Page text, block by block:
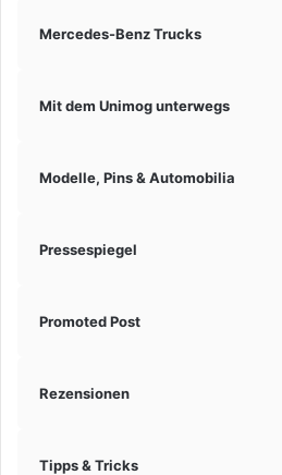
Mercedes-Benz Trucks
Mit dem Unimog unterwegs
Modelle, Pins & Automobilia
Pressespiegel
Promoted Post
Rezensionen
Tipps & Tricks